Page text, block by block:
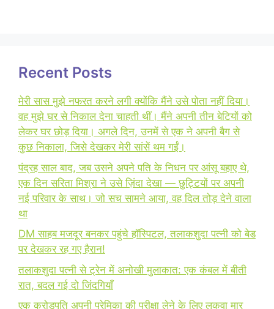
Recent Posts
मेरी सास मुझे नफरत करने लगी क्योंकि मैंने उसे पोता नहीं दिया।
वह मुझे घर से निकाल देना चाहती थीं। मैंने अपनी तीन बेटियों को
लेकर घर छोड़ दिया। अगले दिन, उनमें से एक ने अपनी बैग से
कुछ निकाला, जिसे देखकर मेरी सांसें थम गईं।
पंद्रह साल बाद, जब उसने अपने पति के निधन पर आंसू बहाए थे,
एक दिन सरिता मिश्रा ने उसे ज़िंदा देखा — छुट्टियों पर अपनी
नई परिवार के साथ। जो सच सामने आया, वह दिल तोड़ देने वाला
था
DM साहब मजदूर बनकर पहुंचे हॉस्पिटल, तलाकशुदा पत्नी को बेड
पर देखकर रह गए हैरान!
तलाकशुदा पत्नी से ट्रेन में अनोखी मुलाकात: एक कंबल में बीती
रात, बदल गई दो जिंदगियाँ
एक करोड़पति अपनी प्रेमिका की परीक्षा लेने के लिए लकवा मार